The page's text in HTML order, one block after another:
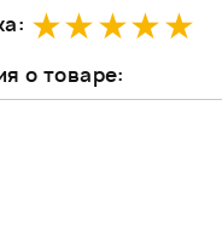
о товаре: